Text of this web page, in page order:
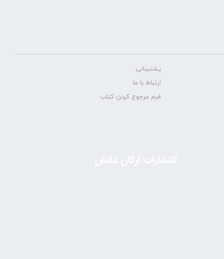
پشتیبانی
ارتباط با ما
فرم مرجوع کردن کتاب